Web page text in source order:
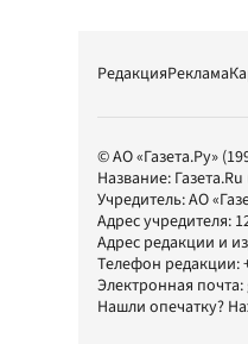
РедакцияРеклама
© АО «Газета.Ру»
Название: Газета.Ru
Учредитель:АО
Адрес учредителя:
Адрес редакции и
Телефон редакции:
Электронная почта:
Нашли опечатку?